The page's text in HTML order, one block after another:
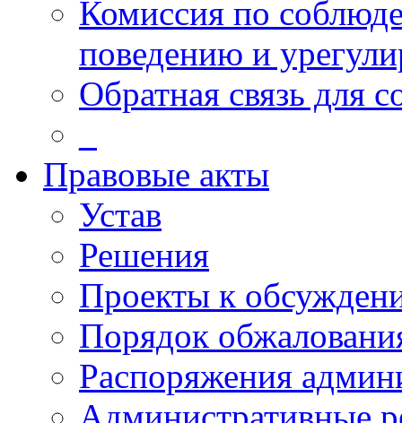
Комиссия по
поведению и
Обратная связь для
Правовые акты
Устав
Решения
Проекты к
Порядок
Распоряжения